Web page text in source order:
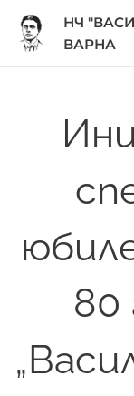
НЧ
ВАРНА
80